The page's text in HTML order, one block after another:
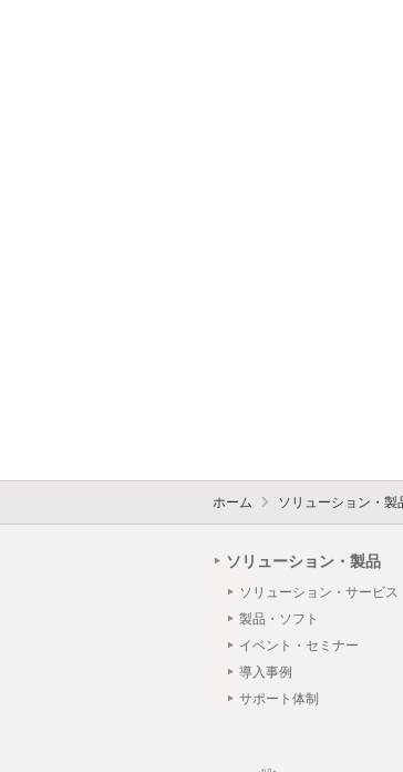
ホーム ソリューション・製
ソリューション・製品
ソリューション・サービス
製品・ソフト
イベント・セミナー
導入事例
サポート体制